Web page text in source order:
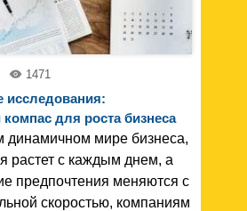
1471
исследования:
компас для роста бизнеса
динамичном мире бизнеса,
растет с каждым днем, а
предпочтения меняются с
скоростью, компаниям